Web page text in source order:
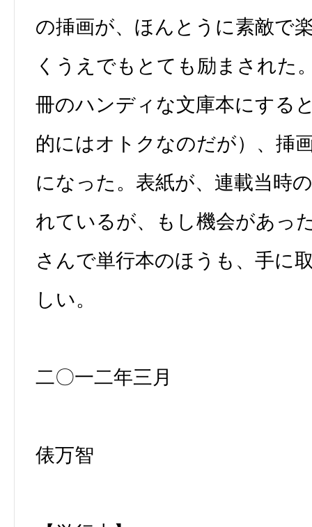
の挿画が、ほんとうに素敵で
くうえでもとても励まされた
冊のハンディな文庫本にする
的にはオトクなのだが）、挿
になった。表紙が、連載当時
れているが、もし機会があっ
さんで単行本のほうも、手に
しい。
二〇一二年三月
俵万智